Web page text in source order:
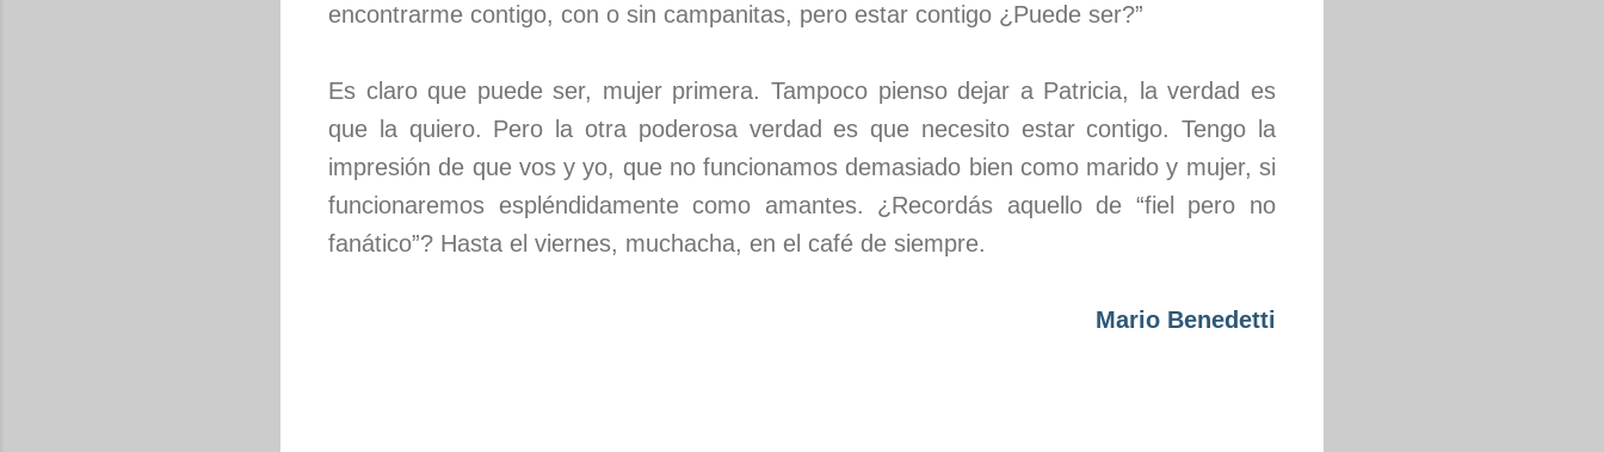
encontrarme contigo, con o sin campanitas, pero estar contigo ¿Puede ser?”
Es claro que puede ser, mujer primera. Tampoco pienso dejar a Patricia, la verdad es
que la quiero. Pero la otra poderosa verdad es que necesito estar contigo. Tengo la
impresión de que vos y yo, que no funcionamos demasiado bien como marido y mujer, si
funcionaremos espléndidamente como amantes. ¿Recordás aquello de “fiel pero no
fanático”? Hasta el viernes, muchacha, en el café de siempre.
Mario Benedetti